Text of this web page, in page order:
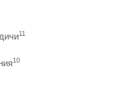
11
10